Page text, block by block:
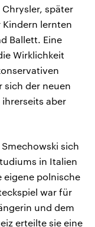
später
lernten
Ballett. Eine
Wirklichkeit
sich der neuen
aber
sich
in Italien
eigene polnische
war für
und dem
erteilte sie eine